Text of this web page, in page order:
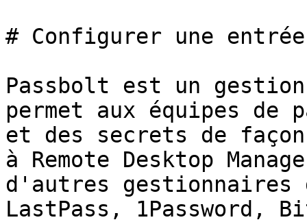
# Configurer une
Passbolt est un
permet aux équipes de
et des secrets de
à Remote Desktop
d'autres gestionnaires
LastPass, 1Password,